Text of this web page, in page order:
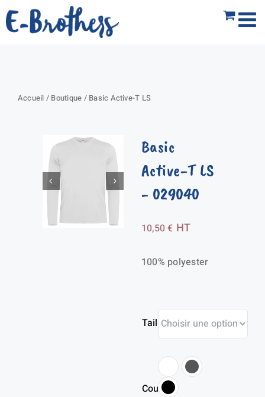
Passer
au
Accueil / Boutique / Basic Active-T LS
Basic
Active-T LS
- 029040
10,50€ HT
100% polyester
Taille
Couleur